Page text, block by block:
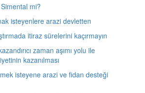
mi?
isteyenlere arazi devletten
itiraz sürelerini kaçırmayın
zaman aşımı yolu ile
kazanılması
isteyene arazi ve fidan desteği